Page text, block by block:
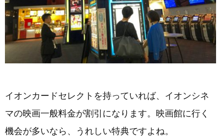
イオンカードセレクトを持っていれば、イオンシネ
マの映画一般料金が割引になります。映画館に行く
機会が多いなら、うれしい特典ですよね。